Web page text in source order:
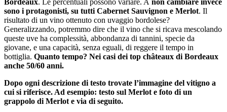
Bordeaux. Le percentuali possono variare. A non cambiare invece
sono i protagonisti, su tutti Cabernet Sauvignon e Merlot. Il
risultato di un vino ottenuto con uvaggio bordolese?
Generalizzando, potremmo dire che il vino che si ricava mescolando
queste uve ha complessità, abbondanza di tannini, specie da
giovane, e una capacità, senza eguali, di reggere il tempo in
bottiglia. Quanto tempo? Nei casi dei top châteaux di Bordeaux
anche 50/60 anni.
Dopo ogni descrizione di testo trovate l’immagine del vitigno a
cui si riferisce. Ad esempio: testo sul Merlot e foto di un
grappolo di Merlot e via di seguito.